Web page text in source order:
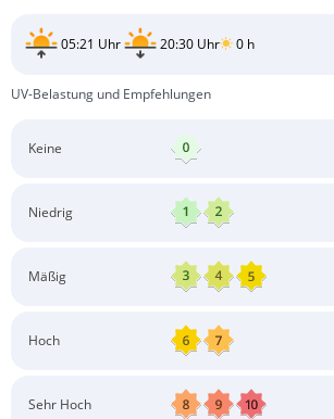
05:21 Uhr 20:30 Uhr 0 h
UV-Belastung und Empfehlungen
Keine
Niedrig
Mäßig
Langärmlige Bekleidung
Hoch
Langärmlige Bekleidung
Sonnenbrille
Sehr Hoch